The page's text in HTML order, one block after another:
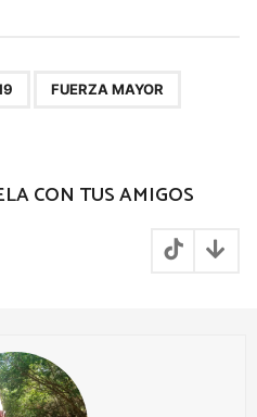
FUERZA MAYOR
CON TUS AMIGOS